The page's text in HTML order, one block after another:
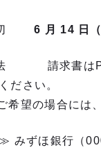
切 6 月 14 日
法 請求書は
ださい。
希望の場合には
みずほ銀行（